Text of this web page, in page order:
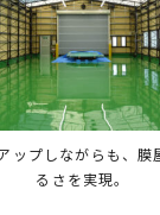
ップしながらも、
るさを実現。